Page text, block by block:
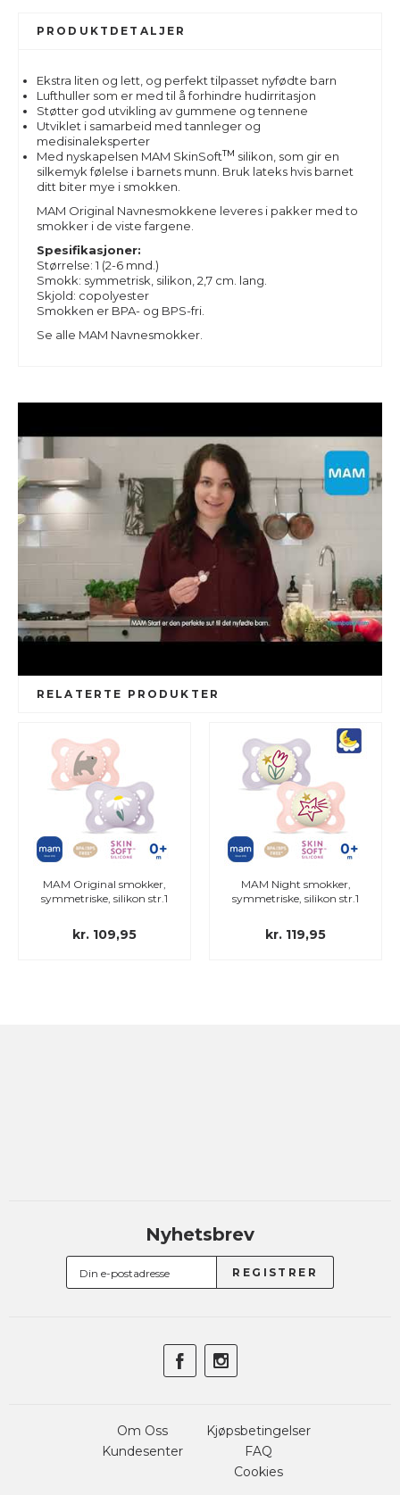
PRODUKTDETALJER
Ekstra liten og lett, og perfekt tilpasset nyfødte barn
Lufthuller som er med til å forhindre hudirritasjon
Støtter god utvikling av gummene og tennene
Utviklet i samarbeid med tannleger og
medisinaleksperter
Med nyskapelsen MAM SkinSoftTM silikon, som gir en
silkemyk følelse i barnets munn. Bruk lateks hvis barnet
ditt biter mye i smokken.
MAM Original Navnesmokkene leveres i pakker med to
smokker i de viste fargene.
Spesifikasjoner:
Størrelse: 1 (2-6 mnd.)
Smokk: symmetrisk, silikon, 2,7 cm. lang.
Skjold: copolyester
Smokken er BPA- og BPS-fri.
Se alle MAM Navnesmokker.
RELATERTE PRODUKTER
MAM Original smokker,
symmetriske, silikon str.1
kr. 109,95
MAM Night smokker,
symmetriske, silikon str.1
kr. 119,95
Nyhetsbrev
Om Oss
Kundesenter
Kjøpsbetingelser
FAQ
Cookies